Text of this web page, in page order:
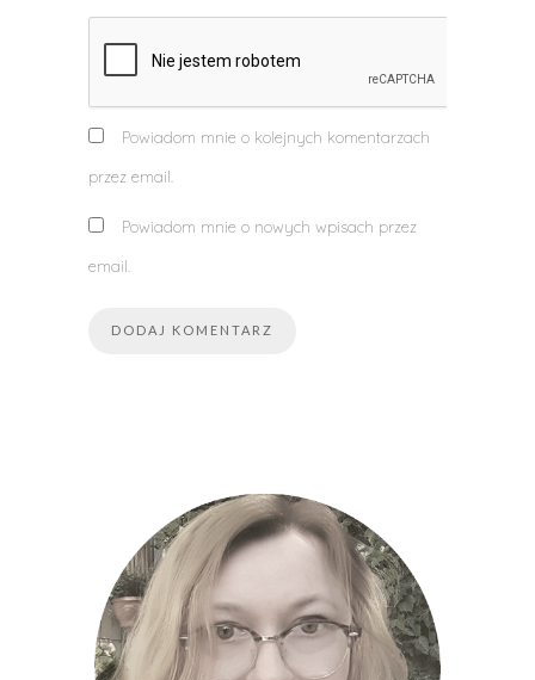
Powiadom mnie o kolejnych komentarzach
przez email.
Powiadom mnie o nowych wpisach przez
email.